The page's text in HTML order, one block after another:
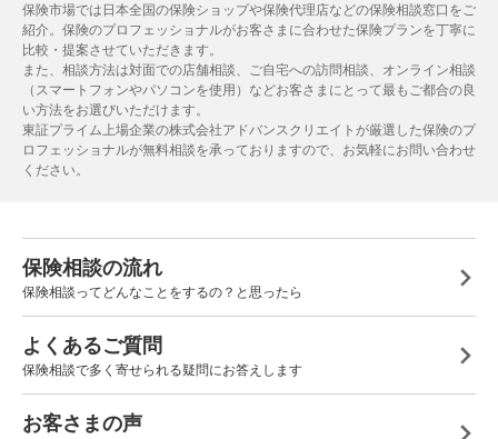
保険市場では日本全国の保険ショップや保険代理店などの保険相談窓口をご
紹介。保険のプロフェッショナルがお客さまに合わせた保険プランを丁寧に
比較・提案させていただきます。
また、相談方法は対面での店舗相談、ご自宅への訪問相談、オンライン相談
（スマートフォンやパソコンを使用）などお客さまにとって最もご都合の良
い方法をお選びいただけます。
東証プライム上場企業の株式会社アドバンスクリエイトが厳選した保険のプ
ロフェッショナルが無料相談を承っておりますので、お気軽にお問い合わせ
ください。
保険相談の流れ
保険相談ってどんなことをするの？と思ったら
よくあるご質問
保険相談で多く寄せられる疑問にお答えします
お客さまの声